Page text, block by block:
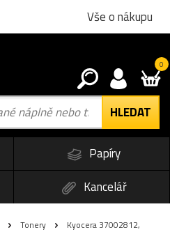
Vše o nákupu
0
Papíry
Kancelář
Tonery
Kyocera 37002812,